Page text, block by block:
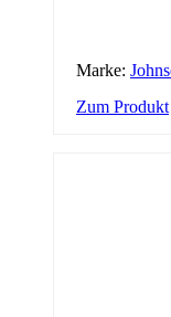
Marke:
Zum Produkt